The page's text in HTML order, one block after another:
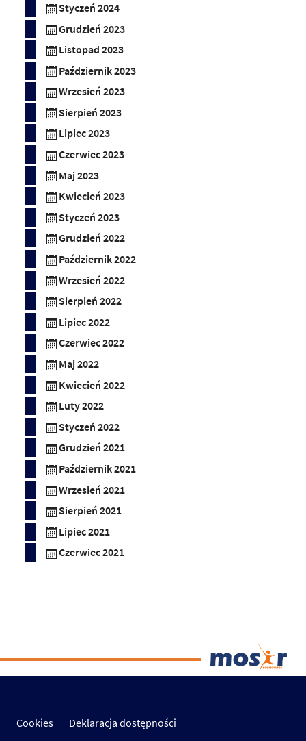
Styczeń 2024
Grudzień 2023
Listopad 2023
Październik 2023
Wrzesień 2023
Sierpień 2023
Lipiec 2023
Czerwiec 2023
Maj 2023
Kwiecień 2023
Styczeń 2023
Grudzień 2022
Październik 2022
Wrzesień 2022
Sierpień 2022
Lipiec 2022
Czerwiec 2022
Maj 2022
Kwiecień 2022
Luty 2022
Styczeń 2022
Grudzień 2021
Październik 2021
Wrzesień 2021
Sierpień 2021
Lipiec 2021
Czerwiec 2021
Cookies Deklaracja dostępności